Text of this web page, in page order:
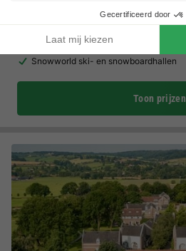
Vernieuwde speeltuin
Snowworld ski- en snowboardhallen
Toon prijzen